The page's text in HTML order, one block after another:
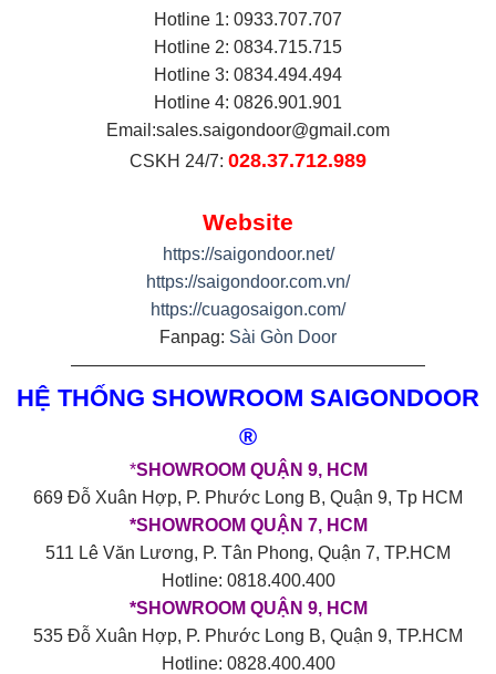
Hotline 1: 0933.707.707
Hotline 2: 0834.715.715
Hotline 3: 0834.494.494
Hotline 4: 0826.901.901
Email:sales.saigondoor@gmail.com
CSKH 24/7: 028.37.712.989
Website
https://saigondoor.net/
https://saigondoor.com.vn/
https://cuagosaigon.com/
Fanpag: Sài Gòn Door
————————————————————
HỆ THỐNG SHOWROOM SAIGONDOOR
®
*SHOWROOM QUẬN 9, HCM
669 Đỗ Xuân Hợp, P. Phước Long B, Quận 9, Tp HCM
*SHOWROOM QUẬN 7, HCM
511 Lê Văn Lương, P. Tân Phong, Quận 7, TP.HCM
Hotline: 0818.400.400
*SHOWROOM QUẬN 9, HCM
535 Đỗ Xuân Hợp, P. Phước Long B, Quận 9, TP.HCM
Hotline: 0828.400.400